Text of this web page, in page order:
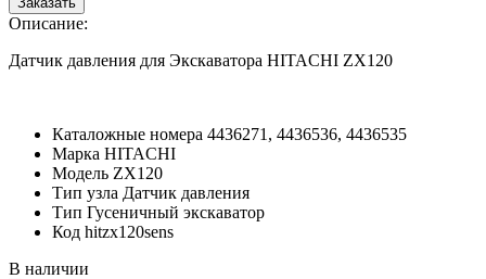
Описание:
Датчик давления для Экскаватора HITACHI ZX120
Каталожные номера 4436271, 4436536, 4436535
Марка HITACHI
Модель ZX120
Тип узла Датчик давления
Тип Гусеничный экскаватор
Код hitzx120sens
В наличии